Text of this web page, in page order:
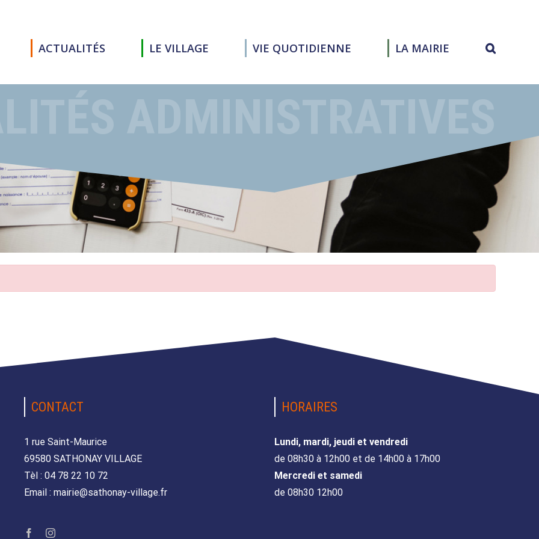
ACTUALITÉS LE VILLAGE VIE QUOTIDIENNE LA MAIRIE
CONTACT
1 rue Saint-Maurice
69580 SATHONAY VILLAGE
Tèl : 04 78 22 10 72
Email : mairie@sathonay-village.fr
HORAIRES
Lundi, mardi, jeudi et vendredi
de 08h30 à 12h00 et de 14h00 à 17h00
Mercredi et samedi
de 08h30 12h00